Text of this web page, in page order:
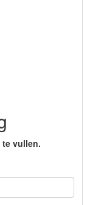
vullen.